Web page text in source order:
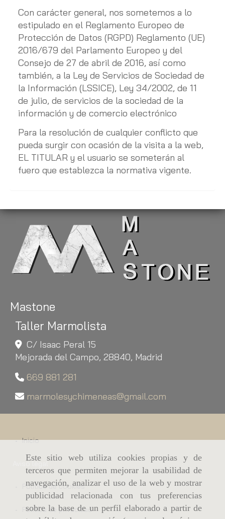
Este sitio web utiliza cookies propias y de
terceros que permiten mejorar la usabilidad de
navegación, analizar el uso de la web y mostrar
publicidad relacionada con tus preferencias
sobre la base de un perfil elaborado a partir de
Con carácter general, nos sometemos a lo
estipulado en el Reglamento Europeo de
Protección de Datos (RGPD) Reglamento (UE)
2016/679 del Parlamento Europeo y del
Consejo de 27 de abril de 2016, así como
también, a la Ley de Servicios de Sociedad de
la Información (LSSICE), Ley 34/2002, de 11
de julio, de servicios de la sociedad de la
información y de comercio electrónico
Para la resolución de cualquier conflicto que
pueda surgir con ocasión de la visita a la web,
EL TITULAR y el usuario se someterán al
fuero que establezca la normativa vigente.
Mastone
Taller Marmolista
C/ Isaac Peral 15
Mejorada del Campo, 28840, Madrid
669 881 281
marmolesychimeneas
gmail.com
Inicio
Aviso legal
Política de cookies
Política de privacidad